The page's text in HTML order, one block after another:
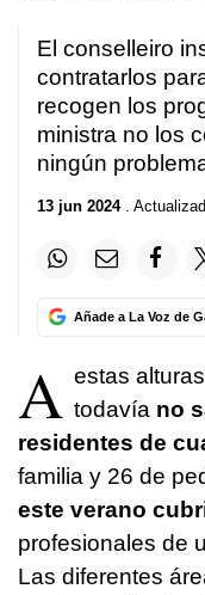
El conselleiro
contratarlos
recogen los
ministra no los
ningún
13 jun 2024.
Añade a La Voz de
A estas
todavía no
residentes de
familia y 26 de
este verano
profesionales de
Las diferentes